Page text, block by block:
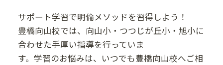
サポート学習で明倫メソッドを習得しよう！
豊橋向山校では、向山小・つつじが丘小・旭小に
合わせた手厚い指導を行っていま
す。学習のお悩みは、いつでも豊橋向山校へご相